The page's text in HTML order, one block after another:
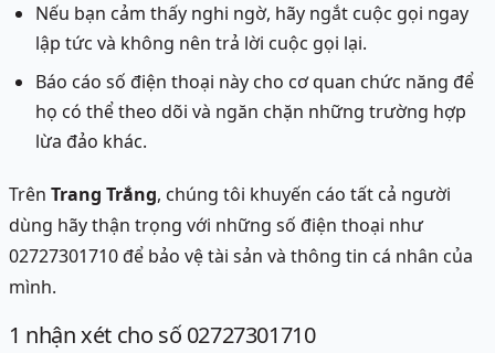
Nếu bạn cảm thấy nghi ngờ, hãy ngắt cuộc gọi ngay
lập tức và không nên trả lời cuộc gọi lại.
Báo cáo số điện thoại này cho cơ quan chức năng để
họ có thể theo dõi và ngăn chặn những trường hợp
lừa đảo khác.
Trên Trang Trắng, chúng tôi khuyến cáo tất cả người
dùng hãy thận trọng với những số điện thoại như
02727301710 để bảo vệ tài sản và thông tin cá nhân của
mình.
1 nhận xét cho số 02727301710